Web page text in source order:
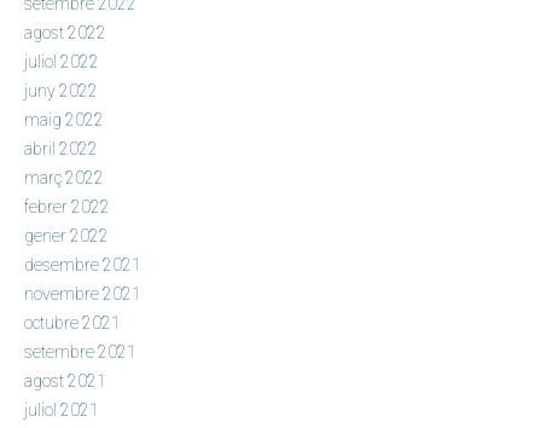
agost 2022
juliol 2022
juny 2022
maig 2022
abril 2022
març 2022
febrer 2022
gener 2022
desembre 2021
novembre 2021
octubre 2021
setembre 2021
agost 2021
juliol 2021